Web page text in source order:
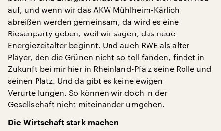
auf, und wenn wir das AKW Mühlheim-Kärlich
abreißen werden gemeinsam, da wird es eine
Riesenparty geben, weil wir sagen, das neue
Energiezeitalter beginnt. Und auch RWE als alter
Player, den die Grünen nicht so toll fanden, findet in
Zukunft bei mir hier in Rheinland-Pfalz seine Rolle und
seinen Platz. Und da gibt es keine ewigen
Verurteilungen. So können wir doch in der
Gesellschaft nicht miteinander umgehen.
Die Wirtschaft stark machen